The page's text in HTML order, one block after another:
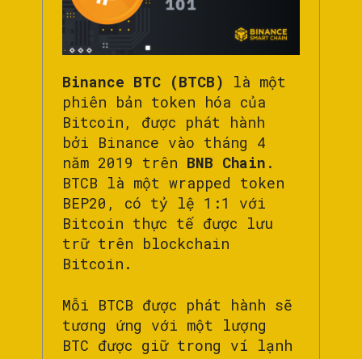
Binance BTC (BTCB) là một
phiên bản token hóa của
Bitcoin, được phát hành
bởi Binance vào tháng 4
năm 2019 trên BNB Chain .
BTCB là một wrapped token
BEP20, có tỷ lệ 1:1 với
Bitcoin thực tế được lưu
trữ trên blockchain
Bitcoin.
Mỗi BTCB được phát hành sẽ
tương ứng với một lượng
BTC được giữ trong ví lạnh